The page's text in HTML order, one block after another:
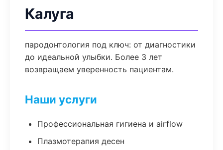
Калуга
пародонтология под ключ: от диагностики
до идеальной улыбки. Более 3 лет
возвращаем уверенность пациентам.
Наши услуги
Профессиональная гигиена и airflow
Плазмотерапия десен